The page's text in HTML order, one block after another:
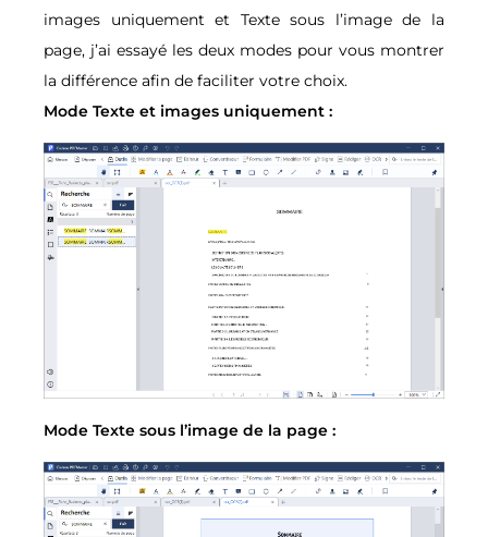
images uniquement et Texte sous l’image de la
page, j’ai essayé les deux modes pour vous montrer
la différence afin de faciliter votre choix.
Mode Texte et images uniquement :
Mode Texte sous l’image de la page :